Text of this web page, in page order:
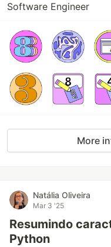
Software Engineer
More
Natália Oliveira
Mar 3 '25
Resumindo
Python